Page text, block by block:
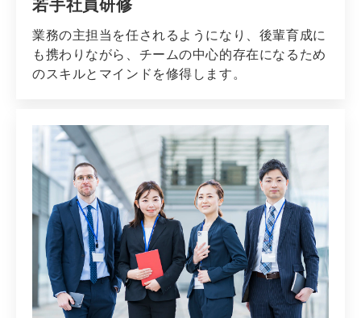
若手社員研修
業務の主担当を任されるようになり、後輩育成に
も携わりながら、チームの中心的存在になるため
のスキルとマインドを修得します。